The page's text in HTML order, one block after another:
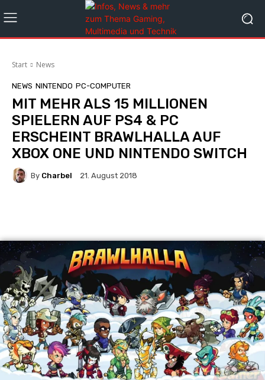
Start News
NEWS NINTENDO PC-COMPUTER
MIT MEHR ALS 15 MILLIONEN
SPIELERN AUF PS4 & PC
ERSCHEINT BRAWLHALLA AUF
XBOX ONE UND NINTENDO SWITCH
By Charbel 21. August 2018